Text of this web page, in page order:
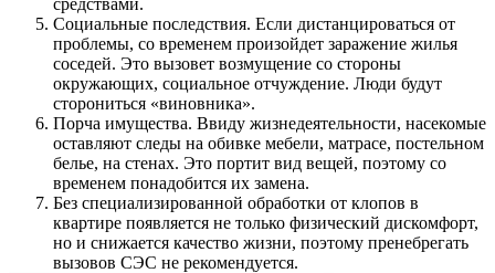
Социальные последствия. Если дистанцироваться от
проблемы, со временем произойдет заражение жилья
соседей. Это вызовет возмущение со стороны
окружающих, социальное отчуждение. Люди будут
сторониться «виновника».
Порча имущества. Ввиду жизнедеятельности, насекомые
оставляют следы на обивке мебели, матрасе, постельном
белье, на стенах. Это портит вид вещей, поэтому со
временем понадобится их замена.
Без специализированной обработки от клопов в
квартире появляется не только физический дискомфорт,
но и снижается качество жизни, поэтому пренебрегать
вызовов СЭС не рекомендуется.